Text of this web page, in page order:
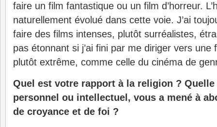
faire un film fantastique ou un film d’horreur.
naturellement évolué dans cette voie. J’ai
faire des films intenses, plutôt surréalistes,
pas étonnant si j’ai fini par me diriger vers une
plutôt extrême, comme celle du cinéma de
Quel est votre rapport à la religion ?
personnel ou intellectuel, vous a mené à
de croyance et de foi ?